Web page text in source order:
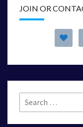
JOIN OR
Search
for: